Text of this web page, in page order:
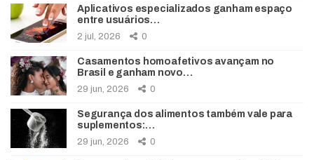
Aplicativos especializados ganham espaço
entre usuários…
2 jul, 2026 0
Casamentos homoafetivos avançam no
Brasil e ganham novo…
29 jun, 2026 0
Segurança dos alimentos também vale para
suplementos:…
29 jun, 2026 0